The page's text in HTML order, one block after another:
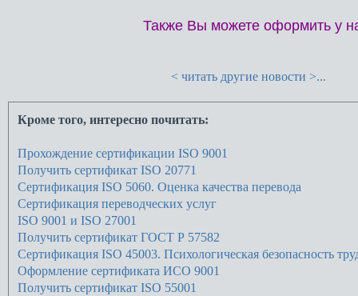
Также Вы можете оформить у
< читать другие новости >...
Кроме того, интересно почитать:
Прохождение сертификации ISO 9001
Получить сертификат ISO 20771
Сертификация ISO 5060. Оценка качества перевода
Сертификация переводческих услуг
ISO 9001 и ISO 27001
Получить сертификат ГОСТ Р 57582
Сертификация ISO 45003. Психологическая безопасность
Оформление сертификата ИСО 9001
Получить сертификат ISO 55001